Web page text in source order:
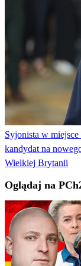
Syjonista w
kandydat na
Wielkiej Brytanii
Oglądaj na